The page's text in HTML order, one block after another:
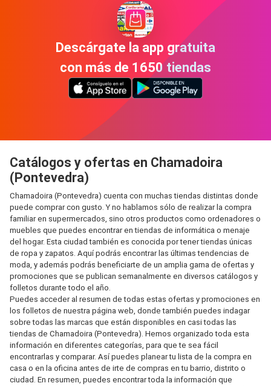
Descárgate la app gratuita
con más de 1650 tiendas
Catálogos y ofertas en Chamadoira
(Pontevedra)
Chamadoira (Pontevedra) cuenta con muchas tiendas distintas donde
puede comprar con gusto. Y no hablamos sólo de realizar la compra
familiar en supermercados, sino otros productos como ordenadores o
muebles que puedes encontrar en tiendas de informática o menaje
del hogar. Esta ciudad también es conocida por tener tiendas únicas
de ropa y zapatos. Aquí podrás encontrar las últimas tendencias de
moda, y además podrás beneficiarte de un amplia gama de ofertas y
promociones que se publican semanalmente en diversos catálogos y
folletos durante todo el año.
Puedes acceder al resumen de todas estas ofertas y promociones en
los folletos de nuestra página web, donde también puedes indagar
sobre todas las marcas que están disponibles en casi todas las
tiendas de Chamadoira (Pontevedra). Hemos organizado toda esta
información en diferentes categorías, para que te sea fácil
encontrarlas y comparar. Así puedes planear tu lista de la compra en
casa o en la oficina antes de irte de compras en tu barrio, distrito o
ciudad. En resumen, puedes encontrar toda la información que